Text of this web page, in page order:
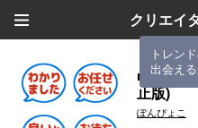
クリエイ
トレン
出会える
■やさし
止版)
ぽんぴょこ